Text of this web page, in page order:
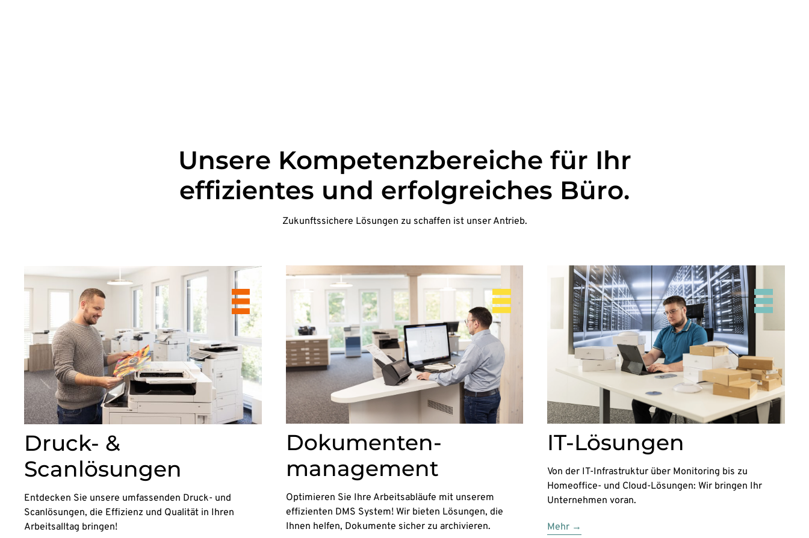
Unsere Kompetenzbereiche für Ihr
effizientes und erfolgreiches Büro.
Zukunftssichere Lösungen zu schaffen ist unser Antrieb.
Druck- &
Scanlösungen
Entdecken Sie unsere umfassenden Druck- und
Scanlösungen, die Effizienz und Qualität in Ihren
Arbeitsalltag bringen!
Dokumenten-
management
Optimieren Sie Ihre Arbeitsabläufe mit unserem
effizienten DMS System! Wir bieten Lösungen, die
Ihnen helfen, Dokumente sicher zu archivieren.
IT-Lösungen
Von der IT-Infrastruktur über Monitoring bis zu
Homeoffice- und Cloud-Lösungen: Wir bringen Ihr
Unternehmen voran.
Mehr →